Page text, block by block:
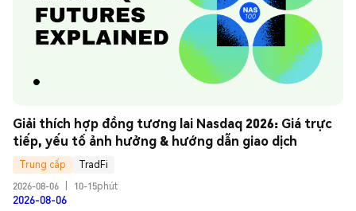
Giải thích hợp đồng tương lai Nasdaq 2026: Giá trực
tiếp, yếu tố ảnh hưởng & hướng dẫn giao dịch
Trung cấp
TradFi
2026-08-06
10-15phút
2026-08-06